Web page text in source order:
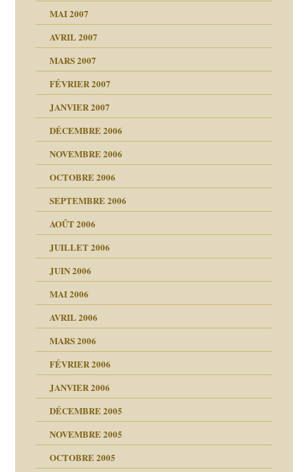
MAI 2007
AVRIL 2007
MARS 2007
FÉVRIER 2007
JANVIER 2007
DÉCEMBRE 2006
NOVEMBRE 2006
OCTOBRE 2006
SEPTEMBRE 2006
AOÛT 2006
JUILLET 2006
JUIN 2006
MAI 2006
AVRIL 2006
MARS 2006
FÉVRIER 2006
JANVIER 2006
DÉCEMBRE 2005
NOVEMBRE 2005
OCTOBRE 2005